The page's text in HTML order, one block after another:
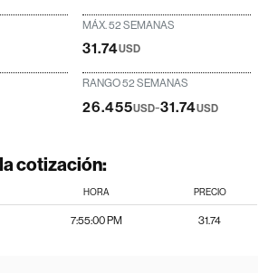
MÁX. 52 SEMANAS
31.74USD
RANGO 52 SEMANAS
26.455USD-31.74USD
cotización:
HORA PRECIO
7:55:00 PM 31.74